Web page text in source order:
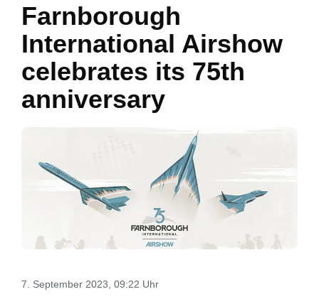
Farnborough
International Airshow
celebrates its 75th
anniversary
7. September 2023, 09:22 Uhr